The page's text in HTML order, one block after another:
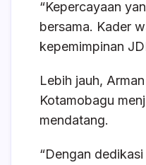
“Kepercayaan
bersama. Kader
kepemimpinan
Lebih jauh,
Kotamobagu
mendatang.
“Dengan